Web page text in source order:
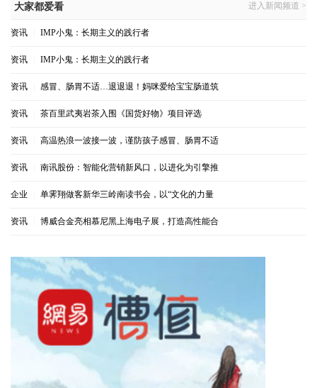
大家都爱看 进入新闻频道 >
资讯 IMP小鬼：长期主义的践行者
资讯 IMP小鬼：长期主义的践行者
资讯 感冒、肠胃不适…退退退！妈咪爱给宝宝肠道筑
资讯 茶百里武夷岩茶入围《国货好物》项目评选
资讯 高温热浪一波接一波，谨防孩子感冒、肠胃不适
资讯 南讯股份：智能化营销新风口，以进化为引擎推
企业 单霁翔做客新华三岭南读书会，以“文化的力量
资讯 博威合金亮相慕尼黑上海电子展，打造高性能合